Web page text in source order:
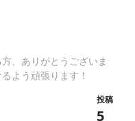
、ありがとうございま
よう頑張ります！
投稿
5